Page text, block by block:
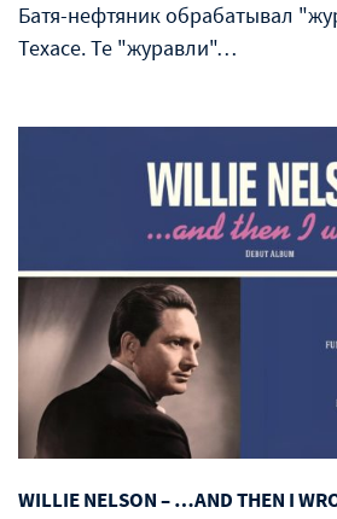
Батя-нефтяник обрабатывал
Техасе. Те "журавли"…
WILLIE NELSON – …AND THEN I